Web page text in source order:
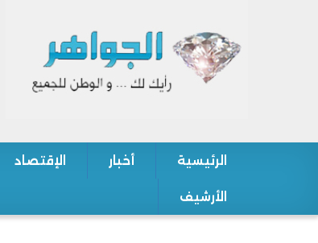
Main navigation
الرئيسية أخبار الإقتصاد
الأرشيف